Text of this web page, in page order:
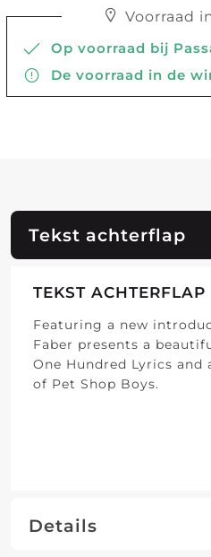
Voorraad
Op voorraad bij
De voorraad in de
Tekst achterflap
TEKST ACHTERFLAP
Featuring a new
Faber presents a
One Hundred Lyrics and
of Pet Shop Boys.
Details